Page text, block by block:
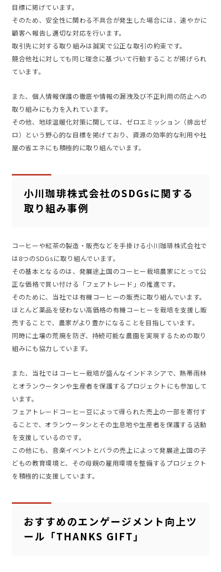
目標に掲げています。
そのため、安全性に関わる不具合が発生した場合には、速やかに
顧客へ報告し適切な対応を行います。
取引先に対する取り組みは誠実で公正な取引の約束です。
競合他社に対しても同じ理念に基づいて行動することが掲げられ
ています。
また、個人情報保護の徹底や情報の漏洩及び不正利用の防止への
取り組みにも力を入れています。
その他、地球温暖化対策に関しては、ゼロエミッション（排出ゼ
ロ）という野心的な目標を掲げており、資源の効率的な利用や社
屋の省エネにも積極的に取り組んでいます。
小川珈琲株式会社のSDGsに関する
取り組み事例
コーヒーや紅茶の製造・販売などを手掛ける小川珈琲株式会社で
は8つのSDGsに取り組んでいます。
その基本となるのは、発展途上国のコーヒー栽培農家にとって公
正な価格で買い付ける「フェアトレード」の推進です。
そのために、当社では有機コーヒーの販売に取り組んでいます。
ほとんど薬品を使わない高価格の有機コーヒーを栽培を支援し販
売することで、農家がより豊かになることを目指しています。
同時に土壌の荒廃を防ぎ、持続可能な農園を実現するための取り
組みにも協力しています。
また、当社ではコーヒー栽培が盛んなインドネシアで、熱帯雨林
とオランウータンや生産者を保護するプロジェクトにも参加して
います。
フェアトレードコーヒー豆によって得られた売上の一部を寄付す
ることで、オランウータンとその生息地や生産者を保護する活動
を支援しているのです。
この他にも、音楽イベントとバラの売上によって発展途上国の子
どもの教育環境と、その母親の雇用環境を整備するプロジェクト
を積極的に支援しています。
おすすめのエンゲージメント向上ツ
ール「THANKS GIFT」